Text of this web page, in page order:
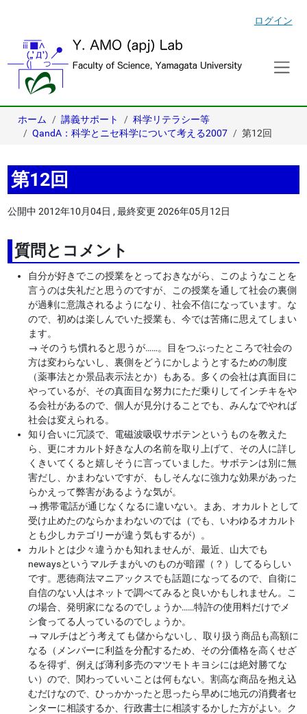
ログイン
ホーム 講義サポート
科学リテラシー等
QandA：科学とニセ科学について考える2007
第12回
第12回
公開中 2012年10月04日 ,最終変更 2026年05月12日
質問とコメント
自分が好きでこの授業をとっておきながら、このようなことを
言うのは失礼だと思うのですが、この授業を通して社会の裏側
が過剰に意識されるようになり、社会不信になっています。な
ので、初めは楽しんでいた授業も、今では苦痛に思えてしまい
ます。
→ そのうち慣れると思うが……。目をつぶったところで社会の
方は変わらないし、裏側をどうにかしようとするための制度
（薬事法とか景品表示法とか）もある。多くの会社は真面目に
やっているが、その真面目な努力にただ乗りしてインチキをや
る会社があるので、個人が見分けることでも、みんなでやれば
社会は変えられる。
知り合いに冗談で、電磁波吸収サボテンというものを教えた
ら、更にオカルト好きな人の名前を取り上げて、その人に詳し
くきいてくると嬉しそうに言っていました。サボテンは別に無
害だし、かまわないですが、もしそんなに強力な効果があった
らかえって弊害があるような気が。
→ 携帯電話が通じなくなるに違いない。まあ、オカルトとして
受け止めたのならかまわないのでは（でも、いわゆるオカルト
とも少しカテゴリーが違う気もするが）。
カルトとは少々違うかも知れませんが、最近、山大でも
newaysというマルチまがいのものが暗躍（？）してるらしい
です。悪徳商法マニアックスでも話題になってるので、自衛に
自信のない人はネットで調べてみると良いかもしれません。こ
の場合、発明家になるのでしょうか……特許の使用料だけでメ
シ食ってる人っているのでしょうか。
→ マルチはどう考えても儲からないし、取り扱う商品も高額に
なる（メンバーに利益を分配するため、その分価格を高くせざ
るを得ず、例えば薄利多売のマツモトキヨシには絶対勝てな
い）ので、関わっていいことは何もない。割高な商品を抱え込
むだけなので、ひっかかったと思ったら早めに地元の消費者セ
ンターに相談するか、行政書士に相談するかした方がよい。ク